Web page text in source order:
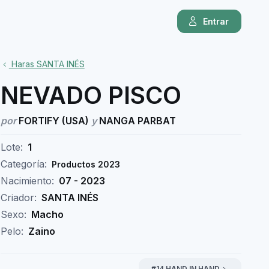
Entrar
Haras SANTA INÉS
NEVADO PISCO
porFORTIFY (USA) yNANGA PARBAT
Lote: 1
Categoría: Productos 2023
Nacimiento: 07 - 2023
Criador: SANTA INÉS
Sexo: Macho
Pelo: Zaino